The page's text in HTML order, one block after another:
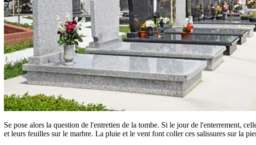
Se pose alors la question de l'entretien de la tombe. Si le jour de l'enterrement,
et leurs feuilles sur le marbre. La pluie et le vent font coller ces salissures sur la